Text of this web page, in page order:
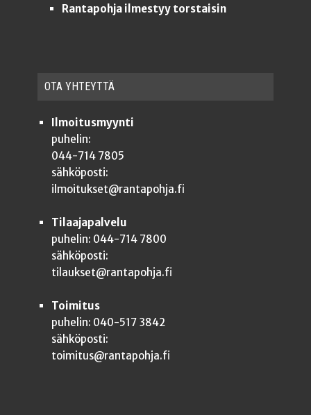
Rantapohja ilmestyy torstaisin
OTA YHTEYT­TÄ
Ilmoitusmyynti
puhelin:
044-714 7805
sähköposti:
ilmoitukset@rantapohja.fi
Tilaajapalvelu
puhelin: 044-714 7800
sähköposti:
tilaukset@rantapohja.fi
Toimitus
puhelin: 040-517 3842
sähköposti:
toimitus@rantapohja.fi